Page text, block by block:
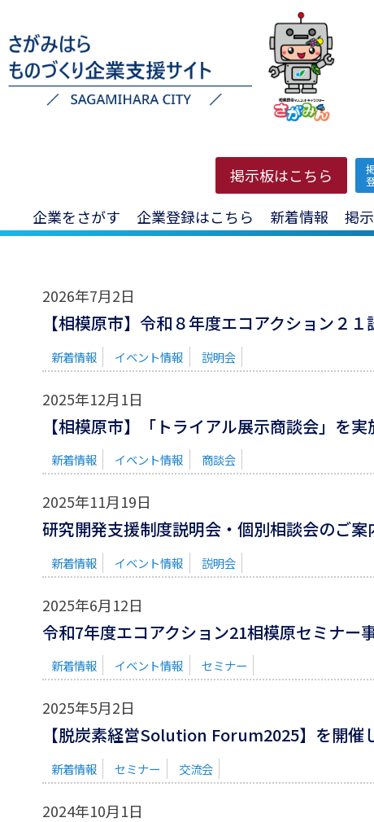
掲示板はこちら
企業をさがす 企業登録はこちら 新着情報 掲
2026年7月2日
【相模原市】令和８年度エコアクション２
新着情報 イベント情報 説明会
2025年12月1日
【相模原市】「トライアル展示商談会」を実
新着情報 イベント情報 商談会
2025年11月19日
研究開発支援制度説明会・個別相談会のご案
新着情報 イベント情報 説明会
2025年6月12日
令和7年度エコアクション21相模原セミナー
新着情報 イベント情報 セミナー
2025年5月2日
【脱炭素経営Solution Forum2025】を開催
新着情報 セミナー 交流会
2024年10月1日